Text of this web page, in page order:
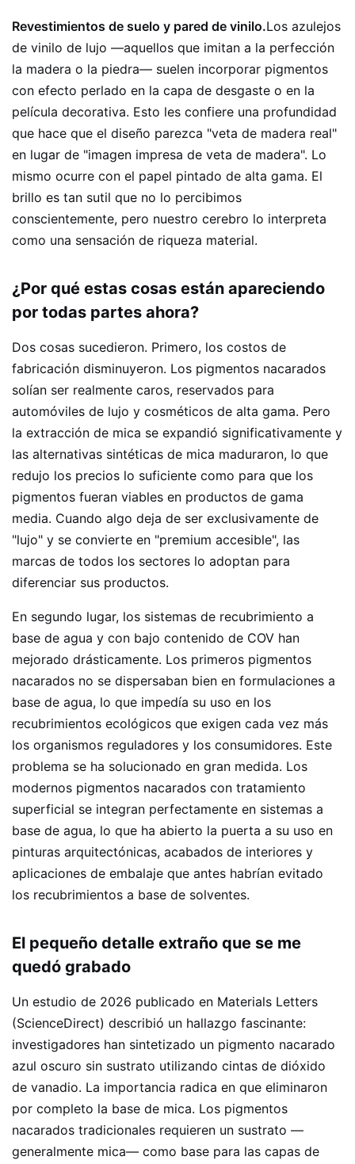
Revestimientos de suelo y pared de vinilo.Los azulejos
de vinilo de lujo —aquellos que imitan a la perfección
la madera o la piedra— suelen incorporar pigmentos
con efecto perlado en la capa de desgaste o en la
película decorativa. Esto les confiere una profundidad
que hace que el diseño parezca "veta de madera real"
en lugar de "imagen impresa de veta de madera". Lo
mismo ocurre con el papel pintado de alta gama. El
brillo es tan sutil que no lo percibimos
conscientemente, pero nuestro cerebro lo interpreta
como una sensación de riqueza material.
¿Por qué estas cosas están apareciendo
por todas partes ahora?
Dos cosas sucedieron. Primero, los costos de
fabricación disminuyeron. Los pigmentos nacarados
solían ser realmente caros, reservados para
automóviles de lujo y cosméticos de alta gama. Pero
la extracción de mica se expandió significativamente y
las alternativas sintéticas de mica maduraron, lo que
redujo los precios lo suficiente como para que los
pigmentos fueran viables en productos de gama
media. Cuando algo deja de ser exclusivamente de
"lujo" y se convierte en "premium accesible", las
marcas de todos los sectores lo adoptan para
diferenciar sus productos.
En segundo lugar, los sistemas de recubrimiento a
base de agua y con bajo contenido de COV han
mejorado drásticamente. Los primeros pigmentos
nacarados no se dispersaban bien en formulaciones a
base de agua, lo que impedía su uso en los
recubrimientos ecológicos que exigen cada vez más
los organismos reguladores y los consumidores. Este
problema se ha solucionado en gran medida. Los
modernos pigmentos nacarados con tratamiento
superficial se integran perfectamente en sistemas a
base de agua, lo que ha abierto la puerta a su uso en
pinturas arquitectónicas, acabados de interiores y
aplicaciones de embalaje que antes habrían evitado
los recubrimientos a base de solventes.
El pequeño detalle extraño que se me
quedó grabado
Un estudio de 2026 publicado en Materials Letters
(ScienceDirect) describió un hallazgo fascinante:
investigadores han sintetizado un pigmento nacarado
azul oscuro sin sustrato utilizando cintas de dióxido
de vanadio. La importancia radica en que eliminaron
por completo la base de mica. Los pigmentos
nacarados tradicionales requieren un sustrato —
generalmente mica— como base para las capas de